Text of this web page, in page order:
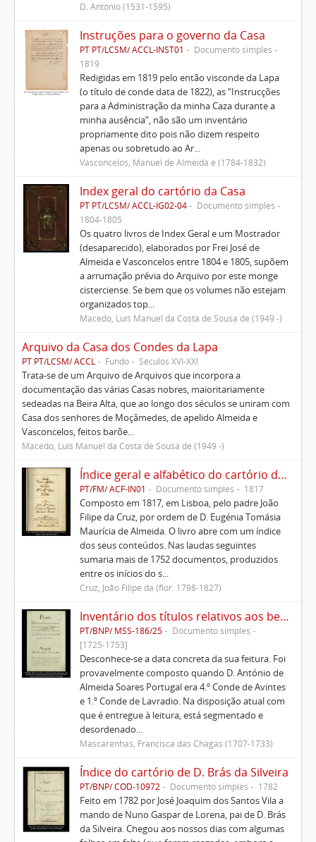
D. António (1531-1595)
Instruções para o governo da Casa
PT PT/LCSM/ ACCL-INST01
Documento simples
1819
Redigidas em 1819 pelo então visconde da Lapa
(o título de conde data de 1822), as “Instrucções
para a Administração da minha Caza durante a
minha ausência”, não são um inventário
propriamente dito pois não dizem respeito
apenas ou sobretudo ao Ar...
Vasconcelos, Manuel de Almeida e (1784-1832)
Index geral do cartório da Casa
PT PT/LCSM/ ACCL-IG02-04
Documento simples
1804-1805
Os quatro livros de Index Geral e um Mostrador
(desaparecido), elaborados por Frei José de
Almeida e Vasconcelos entre 1804 e 1805, supõem
a arrumação prévia do Arquivo por este monge
cisterciense. Se bem que os volumes não estejam
organizados top...
Macedo, Luís Manuel da Costa de Sousa de (1949 -)
Arquivo da Casa dos Condes da Lapa
PT PT/LCSM/ ACCL Fundo Séculos XVI-XXI
Trata-se de um Arquivo de Arquivos que incorpora a
documentação das várias Casas nobres, maioritariamente
sedeadas na Beira Alta, que ao longo dos séculos se uniram com
Casa dos senhores de Moçâmedes, de apelido Almeida e
Vasconcelos, feitos barõe...
Macedo, Luís Manuel da Costa de Sousa de (1949 -)
Índice geral e alfabético do cartório da Casa de Ficalho
PT/FM/ ACF-IN01 Documento simples 1817
Composto em 1817, em Lisboa, pelo padre João
Filipe da Cruz, por ordem de D. Eugénia Tomásia
Maurícia de Almeida. O livro abre com um índice
dos seus conteúdos. Nas laudas seguintes
sumaria mais de 1752 documentos, produzidos
entre os inícios do s...
Cruz, João Filipe da (flor. 1798-1827)
Inventário dos títulos relativos aos bens pertencentes aos Morgados administrados pelo Conde de Avintes
PT/BNP/ MSS-186/25
Documento simples
[1725-1753]
Desconhece-se a data concreta da sua feitura. Foi
provavelmente composto quando D. António de
Almeida Soares Portugal era 4.º Conde de Avintes
e 1.º Conde de Lavradio. Na disposição atual com
que é entregue à leitura, está segmentado e
desordenado...
Mascarenhas, Francisca das Chagas (1707-1733)
Índice do cartório de D. Brás da Silveira
PT/BNP/ COD-10972 Documento simples 1782
Feito em 1782 por José Joaquim dos Santos Vila a
mando de Nuno Gaspar de Lorena, pai de D. Brás
da Silveira. Chegou aos nossos dias com algumas